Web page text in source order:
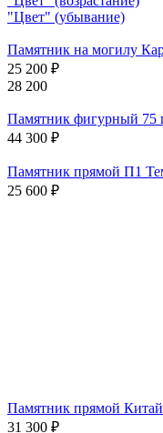
"Цвет" (убывание)
Памятник на могилу
25 200 ₽
28 200
Памятник фигурный 75
44 300 ₽
Памятник прямой П1
25 600 ₽
Памятник прямой
31 300 ₽